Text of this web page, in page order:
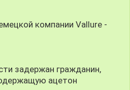
компании Vallure -
задержан гражданин,
ацетон